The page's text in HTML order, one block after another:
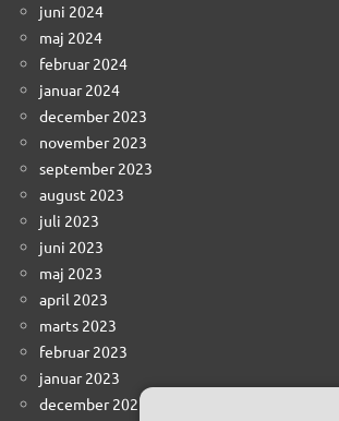
juni 2024
maj 2024
februar 2024
januar 2024
december 2023
november 2023
september 2023
august 2023
juli 2023
juni 2023
maj 2023
april 2023
marts 2023
februar 2023
januar 2023
december 2022